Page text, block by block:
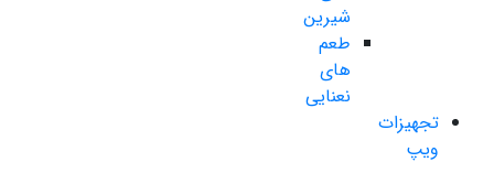
شیرین
طعم
های
نعنایی
تجهیزات
ویپ